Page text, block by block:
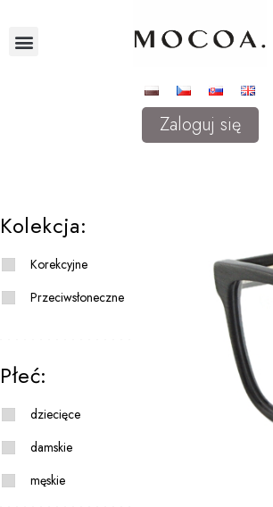
Zaloguj się
Kolekcja:
Korekcyjne
Przeciwsłoneczne
Płeć:
dziecięce
damskie
męskie